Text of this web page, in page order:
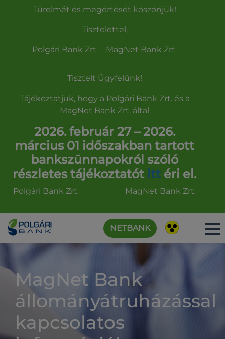
Türelmét és megértését köszönjük!
Tisztelettel,
Polgári Bank Zrt. MagNet Bank Zrt.
Tisztelt Ügyfelünk!
Tájékoztatjuk, hogy a Polgári Bank Zrt. és a
MagNet Bank Zrt. által
2026. február 27 – 2026.
március 01 időszakban tartott
bankszünnapokról szóló
részletes tájékoztatót itt éri el.
Polgári Bank Zrt. MagNet Bank Zrt.
NETBANK
MagNet Bank
állományátruházással
kapcsolatos